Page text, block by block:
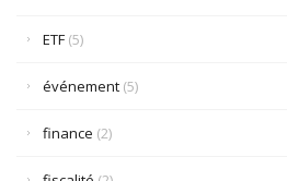
ETF (5)
événement (5)
finance (2)